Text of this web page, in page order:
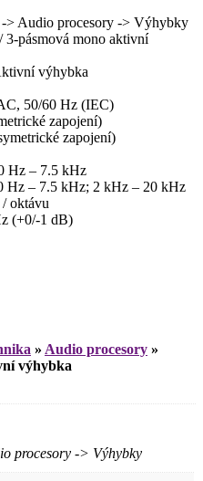
Audio procesory -> Výhybky
3-pásmová mono aktivní
výhybka
50/60 Hz (IEC)
zapojení)
zapojení)
Hz – 7.5 kHz
Hz – 7.5 kHz; 2 kHz – 20 kHz
oktávu
(+0/-1 dB)
» Audio procesory »
výhybka
procesory -> Výhybky